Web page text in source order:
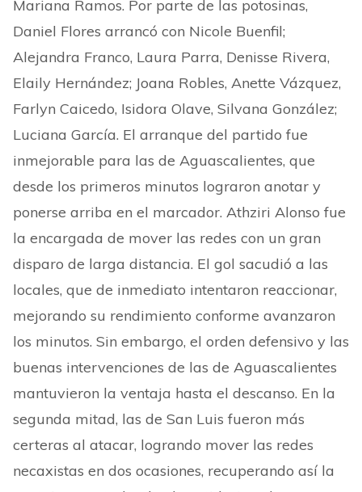
Mariana Ramos. Por parte de las potosinas,
Daniel Flores arrancó con Nicole Buenfil;
Alejandra Franco, Laura Parra, Denisse Rivera,
Elaily Hernández; Joana Robles, Anette Vázquez,
Farlyn Caicedo, Isidora Olave, Silvana González;
Luciana García. El arranque del partido fue
inmejorable para las de Aguascalientes, que
desde los primeros minutos lograron anotar y
ponerse arriba en el marcador. Athziri Alonso fue
la encargada de mover las redes con un gran
disparo de larga distancia. El gol sacudió a las
locales, que de inmediato intentaron reaccionar,
mejorando su rendimiento conforme avanzaron
los minutos. Sin embargo, el orden defensivo y las
buenas intervenciones de las de Aguascalientes
mantuvieron la ventaja hasta el descanso. En la
segunda mitad, las de San Luis fueron más
certeras al atacar, logrando mover las redes
necaxistas en dos ocasiones, recuperando así la